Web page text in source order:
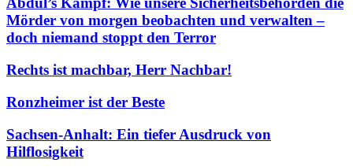
Mörder von morgen beobachten und verwalten –
doch niemand stoppt den Terror
Rechts ist machbar, Herr Nachbar!
Ronzheimer ist der Beste
Sachsen-Anhalt: Ein tiefer Ausdruck von
Hilflosigkeit